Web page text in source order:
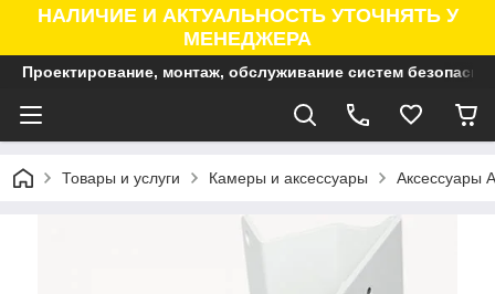
НАЛИЧИЕ И АКТУАЛЬНОСТЬ УТОЧНЯТЬ У
МЕНЕДЖЕРА
Проектирование, монтаж, обслуживание систем
Товары и услуги Камеры и аксессуары Аксессуары